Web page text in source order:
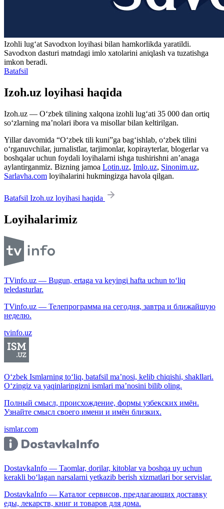
Izohli lugʻat Savodxon loyihasi bilan hamkorlikda yaratildi.
Savodxon dasturi matndagi imlo xatolarini aniqlash va tuzatishga
imkon beradi.
Batafsil
Izoh.uz loyihasi haqida
Izoh.uz — O‘zbek tilining xalqona izohli lug‘ati 35 000 dan ortiq
so‘zlarning ma’nolari ibora va misollar bilan keltirilgan.
Yillar davomida “O‘zbek tili kuni”ga bag‘ishlab, o‘zbek tilini
o‘rganuvchilar, jurnalistlar, tarjimonlar, kopirayterlar, blogerlar va
boshqalar uchun foydali loyihalarni ishga tushirishni an’anaga
aylantirganmiz. Bizning jamoa Lotin.uz, Imlo.uz, Sinonim.uz,
Sarlavha.com loyihalarini hukmingizga havola qilgan.
Batafsil Izoh.uz loyihasi haqida
Loyihalarimiz
TVinfo.uz — Bugun, ertaga va keyingi hafta uchun to‘liq
teledasturlar.
TVinfo.uz — Телепрограмма на сегодня, завтра и ближайшую
неделю.
tvinfo.uz
O‘zbek Ismlarning to‘liq, batafsil ma’nosi, kelib chiqishi, shakllari.
O‘zingiz va yaqinlaringizni ismlari ma’nosini bilib oling.
Полный смысл, происхождение, формы узбекских имён.
Узнайте смысл своего имени и имён близких.
ismlar.com
DostavkaInfo — Taomlar, dorilar, kitoblar va boshqa uy uchun
kerakli bo‘lagan narsalarni yetkazib berish xizmatlari bor servislar.
DostavkaInfo — Каталог сервисов, предлагающих доставку
еды, лекарств, книг и товаров для дома.